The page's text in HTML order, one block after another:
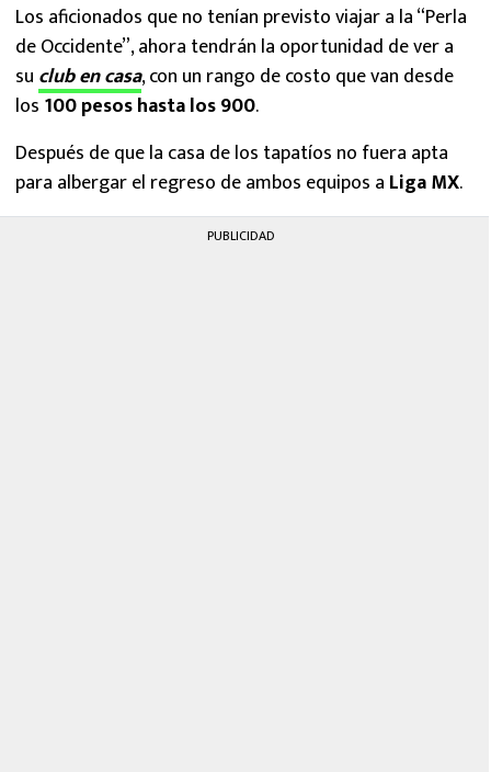
Los aficionados que no tenían previsto viajar a la “Perla
de Occidente”, ahora tendrán la oportunidad de ver a
su club en casa, con un rango de costo que van desde
los 100 pesos hasta los 900.
Después de que la casa de los tapatíos no fuera apta
para albergar el regreso de ambos equipos a Liga MX.
PUBLICIDAD